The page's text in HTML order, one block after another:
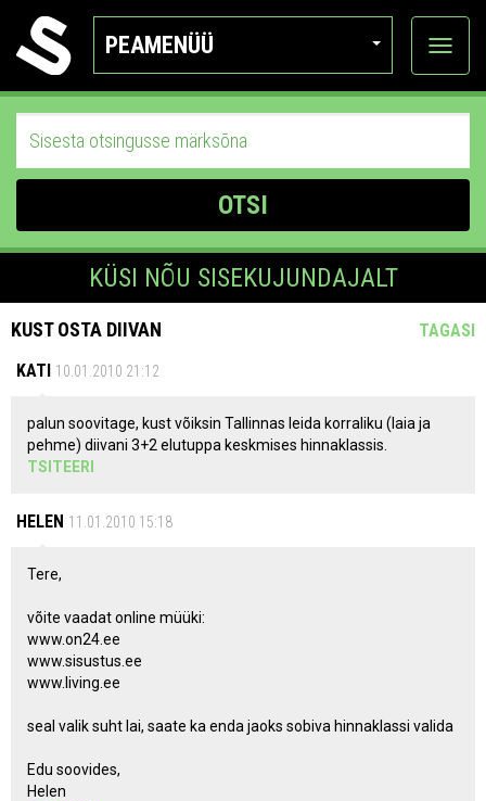
PEAMENÜÜ
Ava
OTSI
KÜSI NÕU SISEKUJUNDAJALT
KUST OSTA DIIVAN
TAGASI
KATI 10.01.2010 21:12
palun soovitage, kust võiksin Tallinnas leida korraliku (laia ja
pehme) diivani 3+2 elutuppa keskmises hinnaklassis.
TSITEERI
HELEN 11.01.2010 15:18
Tere,
võite vaadat online müüki:
www.on24.ee
www.sisustus.ee
www.living.ee
seal valik suht lai, saate ka enda jaoks sobiva hinnaklassi valida
Edu soovides,
Helen